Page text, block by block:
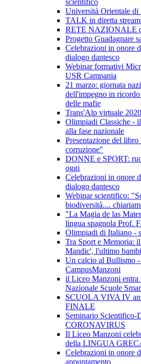
scientifico
Università Orientale
TALK in diretta
RETE NAZIONALE
Progetto Guadagnare
Celebrazioni in onore
dialogo dantesco
Webinar formativi
USR Campania
21 marzo: giornata
dell'impegno in
delle mafie
Trans'Alp virtuale
Olimpiadi Classiche -
alla fase nazionale
Presentazione del
corruzione"
DONNE e SPORT:
oggi
Celebrazioni in onore
dialogo dantesco
Webinar scientifico:
biodiversità....
"La Magia de las
lingua spagnola Prof.
Olimpiadi di Italiano -
Tra Sport e Memoria:
Mandic', l'ultimo
Un calcio al Bullismo
CampusManzoni
il Liceo Manzoni entra
Nazionale Scuole
SCUOLA VIVA IV
FINALE
Seminario Scientifico-
CORONAVIRUS
Il Liceo Manzoni
della LINGUA
Celebrazioni in onore
appuntamento